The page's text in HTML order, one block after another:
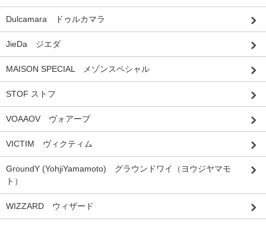
Dulcamara ドゥルカマラ
JieDa ジエダ
MAISON SPECIAL メゾンスペシャル
STOF ストフ
VOAAOV ヴォアーブ
VICTIM ヴィクティム
GroundY (YohjiYamamoto) グラウンドワイ（ヨウジヤマモ
ト）
WIZZARD ウィザード